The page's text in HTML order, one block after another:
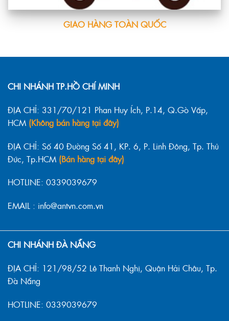
GIAO HÀNG TOÀN QUỐC
CHI NHÁNH TP.HỒ CHÍ MINH
ĐỊA CHỈ: 331/70/121 Phan Huy Ích, P.14, Q.Gò Vấp,
HCM (Không bán hàng tại đây)
ĐỊA CHỈ: Số 40 Đường Số 41, KP. 6, P. Linh Đông, Tp. Thủ
Đức, Tp.HCM (Bán hàng tại đây)
HOTLINE: 0339039679
EMAIL : info@antvn.com.vn
CHI NHÁNH ĐÀ NẴNG
ĐỊA CHỈ: 121/98/52 Lê Thanh Nghị, Quận Hải Châu, Tp.
Đà Nẵng
HOTLINE: 0339039679